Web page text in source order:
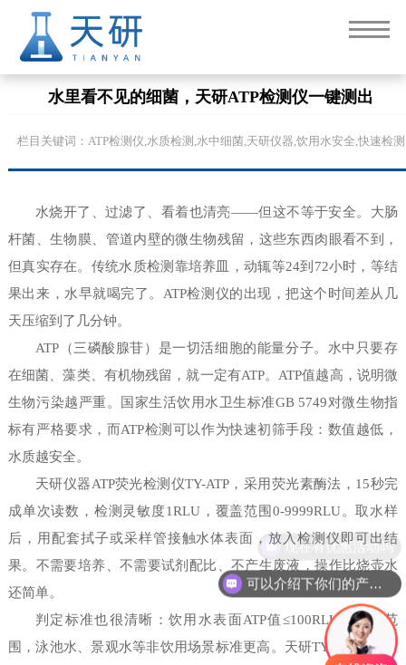
水里看不见的细菌，天研ATP检测仪一键测出
栏目关键词：ATP检测仪,水质检测,水中细菌,天研仪器,饮用水安全,快速检测
水烧开了、过滤了、看着也清亮——但这不等于安全。大肠
杆菌、生物膜、管道内壁的微生物残留，这些东西肉眼看不到，
但真实存在。传统水质检测靠培养皿，动辄等24到72小时，等结
果出来，水早就喝完了。ATP检测仪的出现，把这个时间差从几
天压缩到了几分钟。
ATP（三磷酸腺苷）是一切活细胞的能量分子。水中只要存
在细菌、藻类、有机物残留，就一定有ATP。ATP值越高，说明微
生物污染越严重。国家生活饮用水卫生标准GB 5749对微生物指
标有严格要求，而ATP检测可以作为快速初筛手段：数值越低，
水质越安全。
天研仪器ATP荧光检测仪TY-ATP，采用荧光素酶法，15秒完
成单次读数，检测灵敏度1RLU，覆盖范围0-9999RLU。取水样
后，用配套拭子或采样管接触水体表面，放入检测仪即可出结
果。不需要培养、不需要试剂配比、不产生废液，操作比烧壶水
还简单。
判定标准也很清晰：饮用水表面ATP值≤100RLU为安全范
围，泳池水、景观水等非饮用场景标准更高。天研TY-ATP内置多
可以介绍下你们的产品么
现在有优惠活动吗